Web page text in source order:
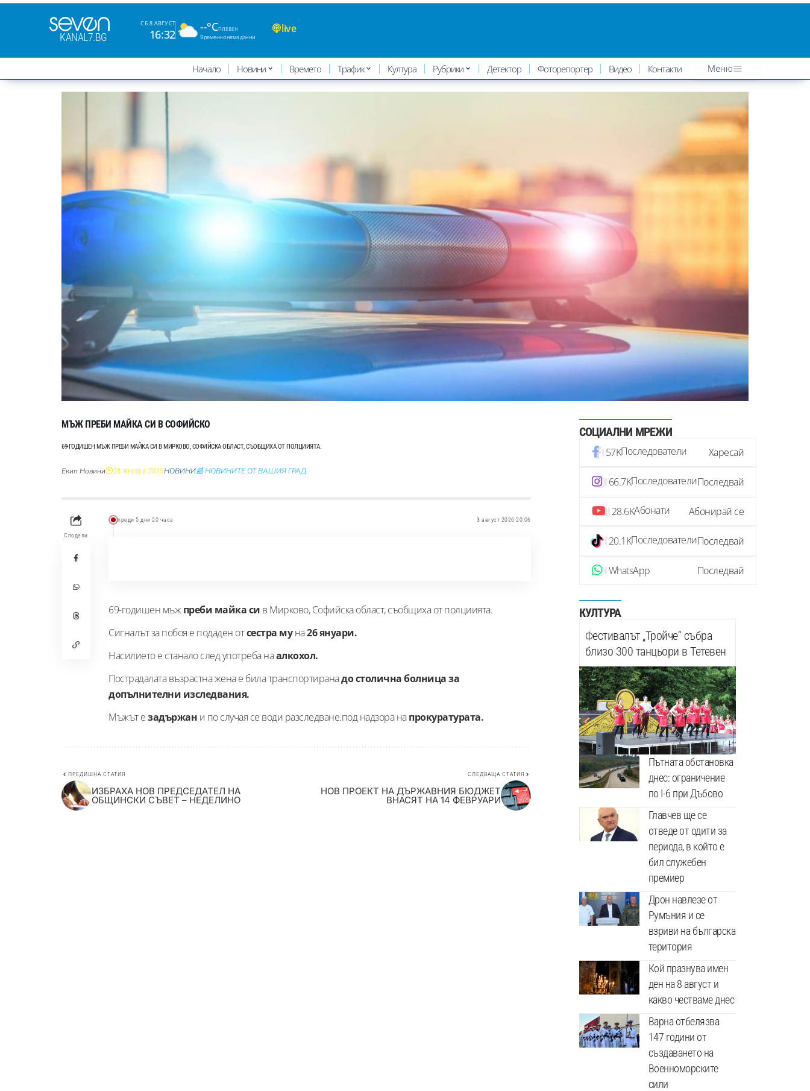
KANAL7.BG
СБ 8 АВГУСТ
16:32
--°CПЛЕВЕН
Временно няма данни
live
Начало Новини Времето Трафик Култура Рубрики Детектор Фоторепортер Видео Контакти Меню
МЪЖ ПРЕБИ МАЙКА СИ В СОФИЙСКО
69-ГОДИШЕН МЪЖ ПРЕБИ МАЙКА СИ В МИРКОВО, СОФИЙСКА ОБЛАСТ, СЪОБЩИХА ОТ ПОЛЦИИЯТА.
Екип Новини 28 януари 2025НОВИНИ📰 НОВИНИТЕ ОТ ВАШИЯ ГРАД
Сподели
преди 5 дни 20 часа 3 август 2026 20:06
69-годишен мъжпреби майка си в Мирково, Софийска област, съобщиха от полциията.
Сигналът за побоя е подаден отсестра муна26 януари.
Насилието е станало след употреба наалкохол.
Пострадалата възрастна жена е била транспортиранадо столична болница за
допълнителни изследвания.
Мъжът езадържан и по случая се води разследване.под надзора напрокуратурата.
ПРЕДИШНА СТАТИЯ
ИЗБРАХА НОВ ПРЕДСЕДАТЕЛ НА
ОБЩИНСКИ СЪВЕТ – НЕДЕЛИНО
СЛЕДВАЩА СТАТИЯ
НОВ ПРОЕКТ НА ДЪРЖАВНИЯ БЮДЖЕТ
ВНАСЯТ НА 14 ФЕВРУАРИ
СОЦИАЛНИ МРЕЖИ
57KПоследователи Харесай
66.7KПоследователиПоследвай
28.6KАбонати Абонирай се
20.1KПоследователиПоследвай
WhatsApp Последвай
КУЛТУРА
Фестивалът „Тройче“ събра
близо 300 танцьори в Тетевен
Пътната обстановка
днес: ограничение
по I-6 при Дъбово
Главчев ще се
отведе от одити за
периода, в който е
бил служебен
премиер
Дрон навлезе от
Румъния и се
взриви на българска
територия
Кой празнува имен
ден на 8 август и
какво честваме днес
Варна отбелязва
147 години от
създаването на
Военноморските
сили